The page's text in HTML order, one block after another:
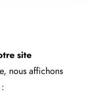
site
nous affichons